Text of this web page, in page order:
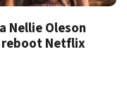
Nellie Oleson
reboot Netflix